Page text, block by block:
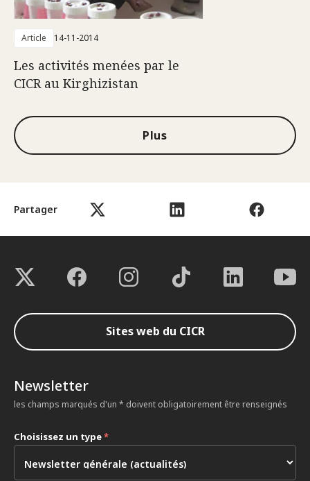
Partager
Article 14-11-2014
Les activités menées par le
CICR au Kirghizistan
Plus
Sites web du CICR
Newsletter
les champs marqués d'un * doivent obligatoirement être renseignés
Choisissez un type*